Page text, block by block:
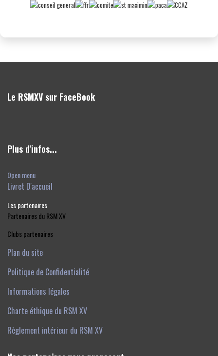
Le RSMXV sur FaceBook
Plus d'infos...
Open menu
Livret D'accueil
Les partenaires
Partenaires du RSM XV
Clubs partenaires
Plan du site
Politique de Confidentialité
Informations légales
Charte éthique du RSM XV
Règlement intérieur du RSM XV